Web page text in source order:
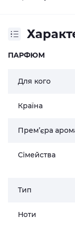
ПАРФЮМ
Для кого
Країна
Прем’єра
Сімейства
Тип
Ноти